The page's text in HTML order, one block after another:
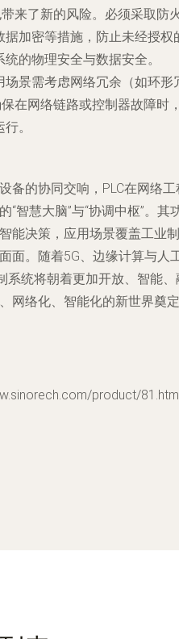
带来了新的风险。必须采取防
加密等措施，防止未经授权
的物理安全与数据安全。
场景需考虑网络冗余（如环形
在网络链路或控制器故障时
。
备的协同交响，PLC在网络工
智慧大脑”与“协调中枢”。其
能决策，应用场景覆盖工业制
面。随着5G、边缘计算与人
系统将朝着更加开放、智能、
网络化、智能化的新世界奠定
product/